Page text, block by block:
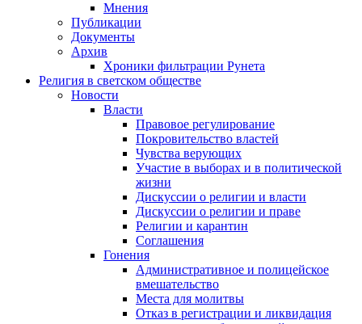
Мнения
Публикации
Документы
Архив
Хроники фильтрации Рунета
Религия в светском обществе
Новости
Власти
Правовое регулирование
Покровительство властей
Чувства верующих
Участие в выборах и в политической
жизни
Дискуссии о религии и власти
Дискуссии о религии и праве
Религии и карантин
Соглашения
Гонения
Административное и полицейское
вмешательство
Места для молитвы
Отказ в регистрации и ликвидация